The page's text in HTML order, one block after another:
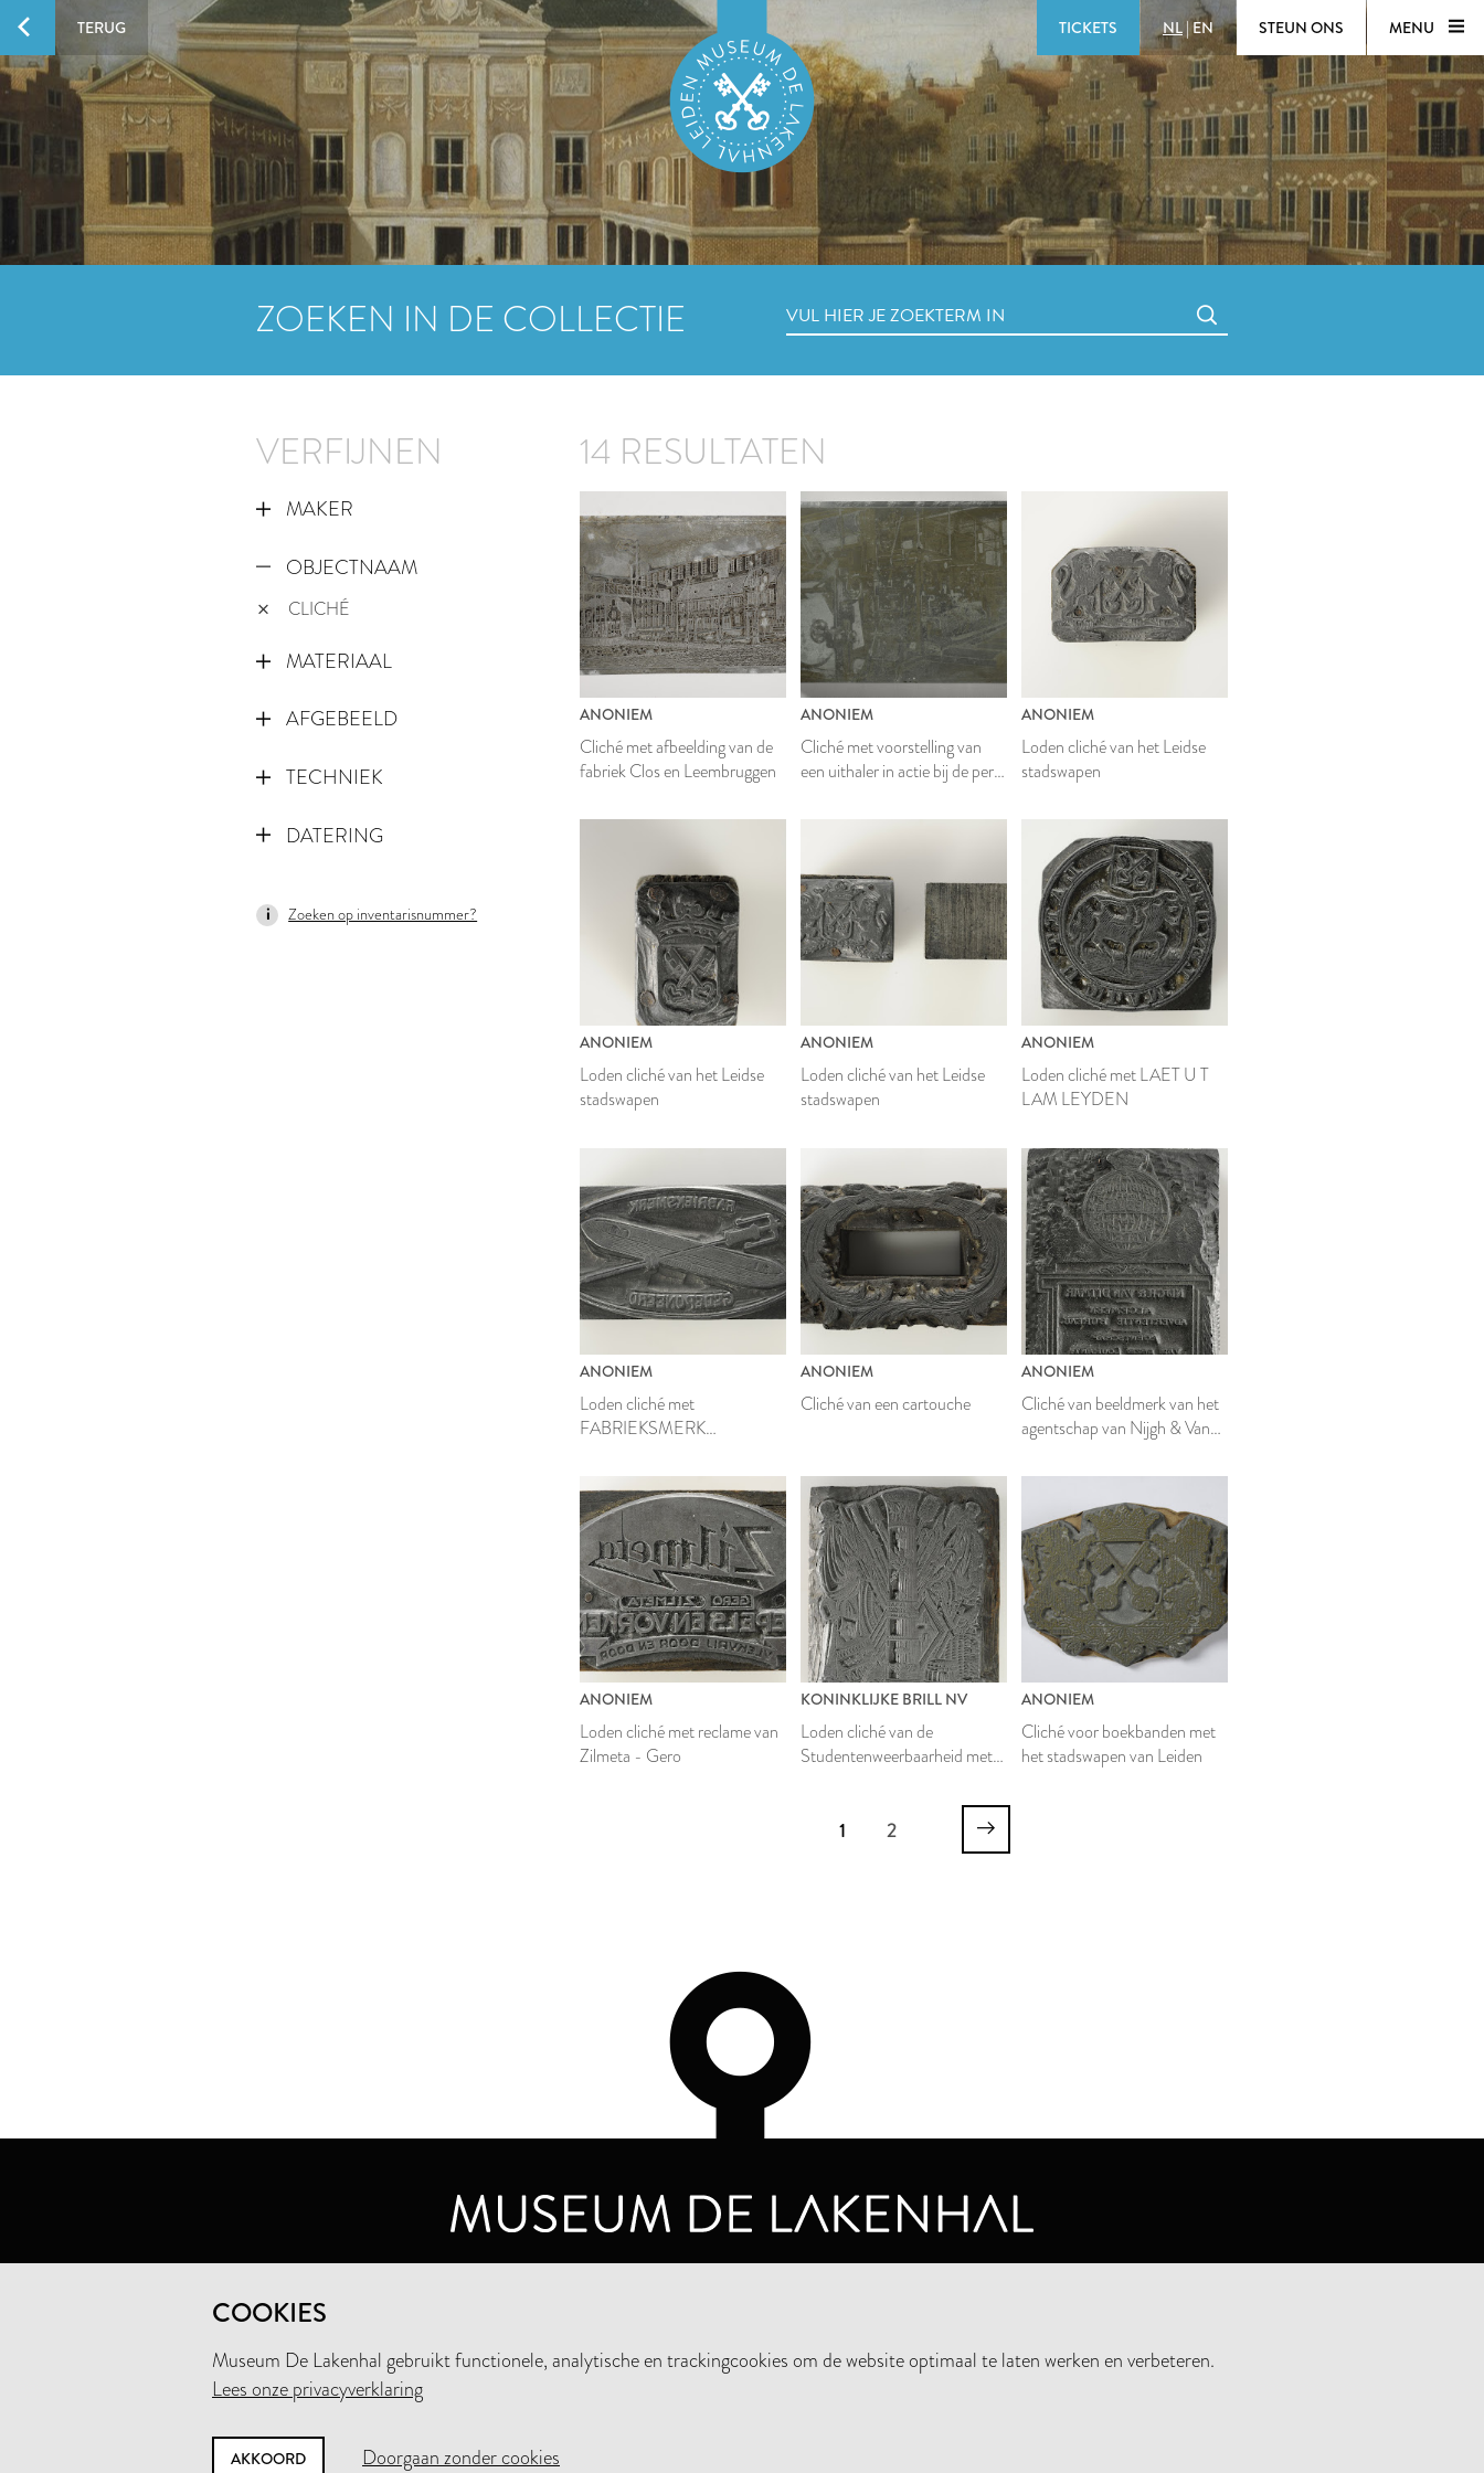
TERUG TICKETS NL| EN STEUN ONS MENU
ZOEKEN IN DE COLLECTIE
VERFIJNEN
MAKER
OBJECTNAAM
CLICHÉ
MATERIAAL
AFGEBEELD
TECHNIEK
DATERING
Zoeken op inventarisnummer?
14 RESULTATEN
ANONIEM
Cliché met afbeelding van de
fabriek Clos en Leembruggen
ANONIEM
Cliché met voorstelling van
een uithaler in actie bij de pers
ANONIEM
Loden cliché van het Leidse
stadswapen
ANONIEM
Loden cliché van het Leidse
stadswapen
ANONIEM
Loden cliché van het Leidse
stadswapen
ANONIEM
Loden cliché met LAET U T
LAM LEYDEN
ANONIEM
Loden cliché met
FABRIEKSMERK
afbeelding van een schietspoel
ANONIEM
Cliché van een cartouche
ANONIEM
Cliché van beeldmerk van het
agentschap van Nijgh & Van
ANONIEM
Loden cliché met reclame van
Zilmeta - Gero
KONINKLIJKE BRILL NV
Loden cliché van de
Studentenweerbaarheid met
ANONIEM
Cliché voor boekbanden met
het stadswapen van Leiden
1 2
COOKIES
Museum De Lakenhal gebruikt functionele, analytische en trackingcookies om de website optimaal te laten werken en verbeteren.
Lees onze privacyverklaring
AKKOORD Doorgaan zonder cookies
MUSEUM DE LAKENHAL
OUDE SINGEL 32
+31 (0)71 5165360